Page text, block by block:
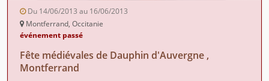
Du 14/06/2013 au 16/06/2013
Montferrand, Occitanie
événement passé
Fête médiévales de Dauphin d'Auvergne ,
Montferrand